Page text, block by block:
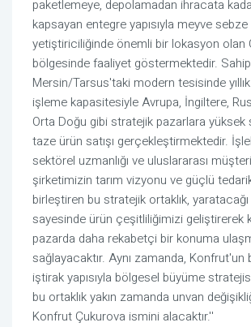
paketlemeye, depolamadan ihracata
kapsayan entegre yapısıyla meyve sebze
yetiştiriciliğinde önemli bir lokasyon olan
bölgesinde faaliyet göstermektedir.
Mersin/Tarsus'taki modern tesisinde
işleme kapasitesiyle Avrupa, İngiltere,
Orta Doğu gibi stratejik pazarlara yüksek
taze ürün satışı gerçekleştirmektedir.
sektörel uzmanlığı ve uluslararası
şirketimizin tarım vizyonu ve güçlü tedarik
birleştiren bu stratejik ortaklık,
sayesinde ürün çeşitliliğimizi geliştirerek
pazarda daha rekabetçi bir konuma
sağlayacaktır. Aynı zamanda, Konfrut'un
iştirak yapısıyla bölgesel büyüme
bu ortaklık yakın zamanda unvan
Konfrut Çukurova ismini alacaktır.''